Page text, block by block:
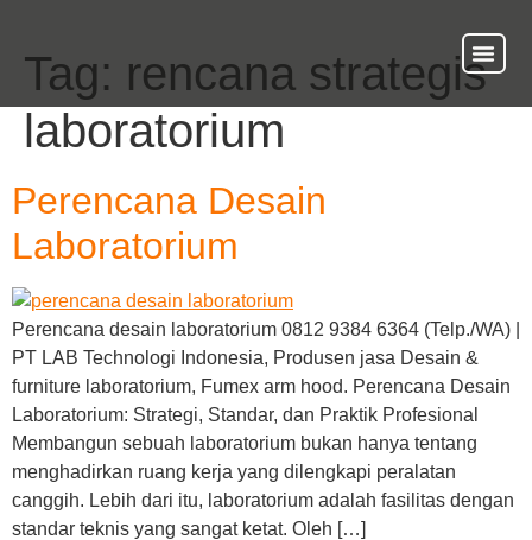
Tag: rencana strategis
laboratorium
Perencana Desain
Laboratorium
Perencana desain laboratorium 0812 9384 6364 (Telp./WA) |
PT LAB Technologi Indonesia, Produsen jasa Desain &
furniture laboratorium, Fumex arm hood. Perencana Desain
Laboratorium: Strategi, Standar, dan Praktik Profesional
Membangun sebuah laboratorium bukan hanya tentang
menghadirkan ruang kerja yang dilengkapi peralatan
canggih. Lebih dari itu, laboratorium adalah fasilitas dengan
standar teknis yang sangat ketat. Oleh […]